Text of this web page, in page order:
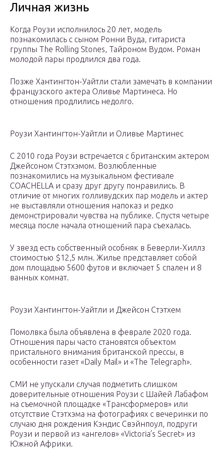
Личная жизнь
Когда Роузи исполнилось 20 лет, модель
познакомилась с сыном Ронни Вуда, гитариста
группы The Rolling Stones, Тайроном Вудом. Роман
молодой пары продлился два года.
Позже Хантингтон-Уайтли стали замечать в компании
французского актера Оливье Мартинеса. Но
отношения продлились недолго.
Роузи Хантингтон-Уайтли и Оливье Мартинес
С 2010 года Роузи встречается с британским актером
Джейсоном Стэтхэмом. Возлюбленные
познакомились на музыкальном фестивале
COACHELLA и сразу друг другу понравились. В
отличие от многих голливудских пар модель и актер
не выставляли отношения напоказ и редко
демонстрировали чувства на публике. Спустя четыре
месяца после начала отношений пара съехалась.
У звезд есть собственный особняк в Беверли-Хиллз
стоимостью $12,5 млн. Жилье представляет собой
дом площадью 5600 футов и включает 5 спален и 8
ванных комнат.
Роузи Хантингтон-Уайтли и Джейсон Стэтхем
Помолвка была объявлена в феврале 2020 года.
Отношения пары часто становятся объектом
пристального внимания британской прессы, в
особенности газет «Daily Mail» и «The Telegraph».
СМИ не упускали случая подметить слишком
доверительные отношения Роузи с Шайей Лабафом
на съемочной площадке «Трансформеров» или
отсутствие Стэтхэма на фотографиях с вечеринки по
случаю дня рождения Кэндис Свэйнпоул, подруги
Роузи и первой из «ангелов» «Victoria’s Secret» из
Южной Африки.